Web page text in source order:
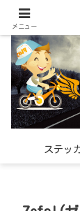
世界中
ステッ
メニュー